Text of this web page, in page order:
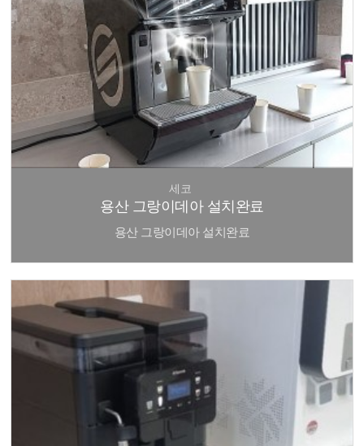
세코
용산 그랑이데아 설치완료
용산 그랑이데아 설치완료